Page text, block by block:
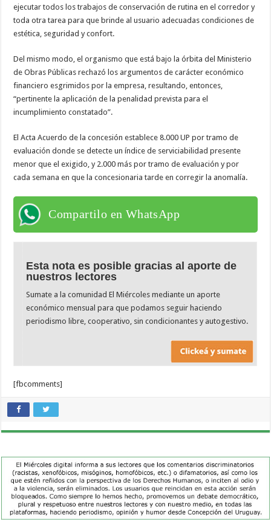
ejecutar todos los trabajos de conservación de rutina en el corredor y
toda otra tarea para que brinde al usuario adecuadas condiciones de
estética, seguridad y confort.
Del mismo modo, el organismo que está bajo la órbita del Ministerio
de Obras Públicas rechazó los argumentos de carácter económico
financiero esgrimidos por la empresa, resultando, entonces,
“pertinente la aplicación de la penalidad prevista para el
incumplimiento constatado”.
El Acta Acuerdo de la concesión establece 8.000 UP por tramo de
evaluación donde se detecte un índice de serviciabilidad presente
menor que el exigido, y 2.000 más por tramo de evaluación y por
cada semana en que la concesionaria tarde en corregir la anomalía.
Compartilo en WhatsApp
Esta nota es posible gracias al aporte de
nuestros lectores
Sumate a la comunidad El Miércoles mediante un aporte
económico mensual para que podamos seguir haciendo
periodismo libre, cooperativo, sin condicionantes y autogestivo.
[fbcomments]